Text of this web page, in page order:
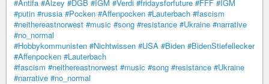
#Antifa #Alzey #DGB #IGM #Verdi #fridaysforfuture #FFF #IGM
#putin #russia #Pocken #Affenpocken #Lauterbach #fascism
#neithereastnorwest #music #song #resistance #Ukraine #narrative
#no_normal
#Hobbykommunisten #Nichtwissen #USA #Biden #BidenStiefellecker
#Affenpocken #Lauterbach
#fascism #neithereastnorwest #music #song #resistance #Ukraine
#narrative #no_normal